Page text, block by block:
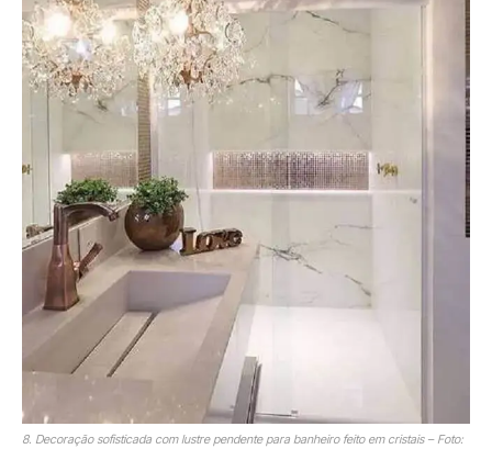
8. Decoração sofisticada com lustre pendente para banheiro feito em cristais – Foto: